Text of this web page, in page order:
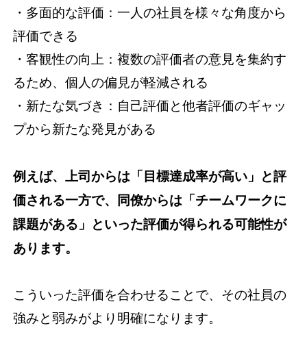
・多面的な評価：一人の社員を様々な角度から
評価できる
・客観性の向上：複数の評価者の意見を集約す
るため、個人の偏見が軽減される
・新たな気づき：自己評価と他者評価のギャッ
プから新たな発見がある
例えば、上司からは「目標達成率が高い」と評
価される一方で、同僚からは「チームワークに
課題がある」といった評価が得られる可能性が
あります。
こういった評価を合わせることで、その社員の
強みと弱みがより明確になります。